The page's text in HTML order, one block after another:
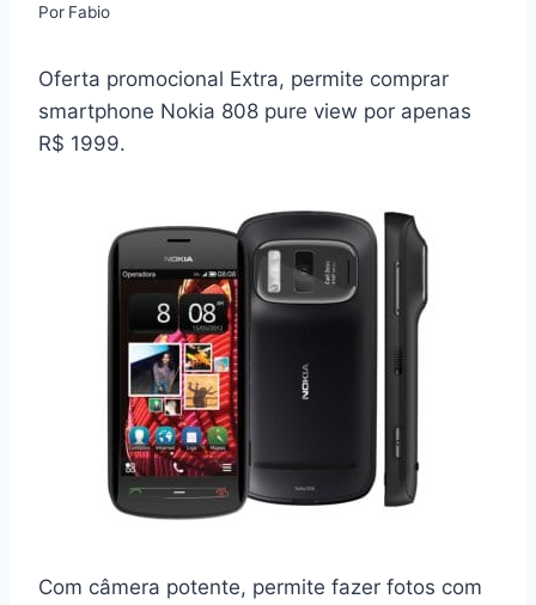
Por Fabio
Oferta promocional Extra, permite comprar
smartphone Nokia 808 pure view por apenas
R$ 1999.
Com câmera potente, permite fazer fotos com